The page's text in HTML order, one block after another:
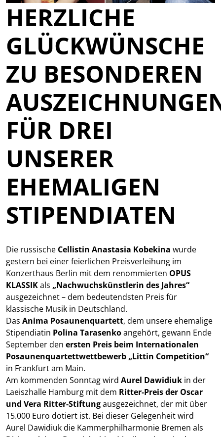
HERZLICHE
GLÜCKWÜNSCHE
ZU BESONDEREN
FÜR DREI
UNSERER
EHEMALIGEN
STIPENDIATEN
Die russische Cellistin Anastasia Kobekina wurde
gestern bei einer feierlichen Preisverleihung im
Konzerthaus Berlin mit dem renommierten OPUS
KLASSIKals „Nachwuchskünstlerin des Jahres“
ausgezeichnet – dem bedeutendsten Preis für
klassische Musik in Deutschland.
Das Anima Posaunenquartett, dem unsere ehemalige
Stipendiatin Polina Tarasenkoangehört, gewann Ende
September den ersten Preis beim Internationalen
Posaunenquartettwettbewerb „Littin Competition“
in Frankfurt am Main.
Am kommenden Sonntag wird Aurel Dawidiuk in der
Laeiszhalle Hamburg mit dem Ritter-Preis der Oscar
und Vera Ritter-Stiftungausgezeichnet, der mit über
15.000 Euro dotiert ist. Bei dieser Gelegenheit wird
Aurel Dawidiuk die Kammerphilharmonie Bremen als